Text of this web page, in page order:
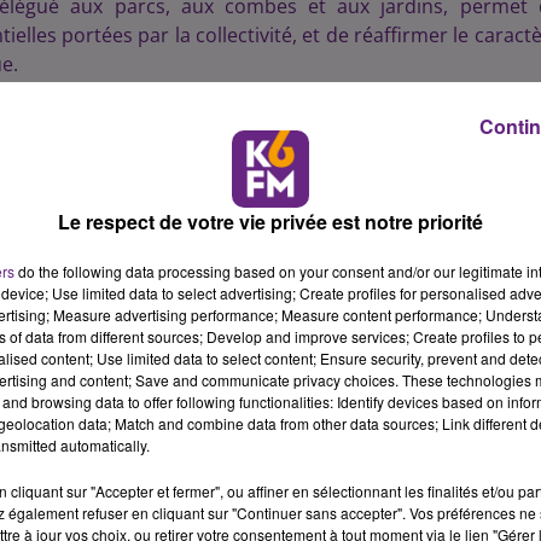
aux parcs, aux combes et aux jardins, permet
portées par la collectivité, et de réaffirmer le
du vivre et du faire ensemble autour de
dans les limites du respect de l’ordre
et égalité de tous devant la loi. Pilier de la République
Histoire de France.
constitutionnel depuis 1946, est aujourd’hui
la ville de Dijon institue une charte de la laïcité.
de la ville. Les signataires s’engageront au respect
entre les femmes et les hommes, la
subventionnées par la collectivité.
biloba a été planté place Granville. Arbre
Apparu il y a plus de 270 millions d’années, il est la
de vie très importante. Il est aussi le seul végétal à
25 mètres, ce conifère à feuilles caduques,
d’or en automne.
Le respect de votre vie privée est notre priorité
do the following data processing based on your consent and/or our legitimate
Use limited data to select advertising; Create profiles for personalised
Measure advertising performance; Measure content performance;
of data from different sources; Develop and improve services; Create profiles to
content; Use limited data to select content; Ensure security, prevent and
and content; Save and communicate privacy choices. These technologies
browsing data to offer following functionalities: Identify devices based on
data; Match and combine data from other data sources; Link different
automatically.
cliquant sur "Accepter et fermer", ou affiner en sélectionnant les finalités et/ou
également refuser en cliquant sur "Continuer sans accepter". Vos préférences
à jour vos choix, ou retirer votre consentement à tout moment via le lien